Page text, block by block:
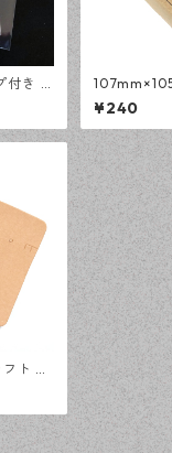
付き O
グ
材
段ボール ボ
て ラッピン
サリー資材
¥240
ト 無
プ付
アク
】